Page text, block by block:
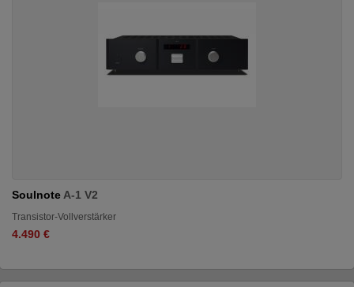
Soulnote A-1 V2
Transistor-Vollverstärker
4.490 €